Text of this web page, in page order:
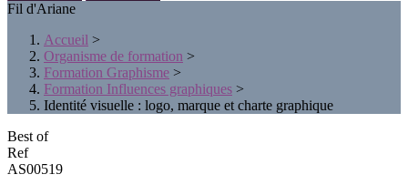
Fil d'Ariane
Accueil >
Organisme de formation >
Formation Graphisme >
Formation Influences graphiques >
Identité visuelle : logo, marque et charte graphique
Best of
Ref
AS00519